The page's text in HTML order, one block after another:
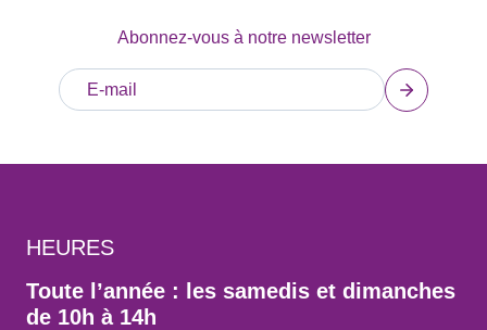
Abonnez-vous à notre newsletter
HEURES
Toute l’année : les samedis et dimanches
de 10h à 14h